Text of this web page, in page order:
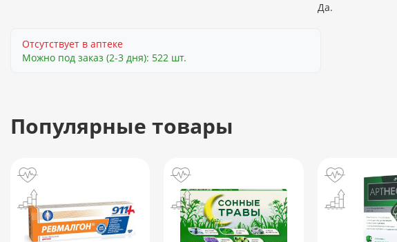
Да.
Отсутствует в аптеке
Можно под заказ (2-3 дня): 522 шт.
Популярные товары